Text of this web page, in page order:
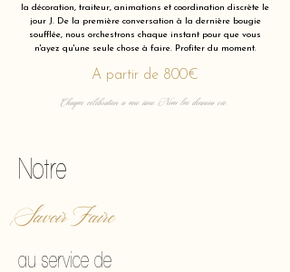
la décoration, traiteur, animations et coordination discrète le
jour J. De la première conversation à la dernière bougie
soufflée, nous orchestrons chaque instant pour que vous
n'ayez qu'une seule chose à faire. Profiter du moment.
A partir de 800€
Chaque célébration a une âme. Nous lui donnons vie.
Notre
Savoir Faire
au service de